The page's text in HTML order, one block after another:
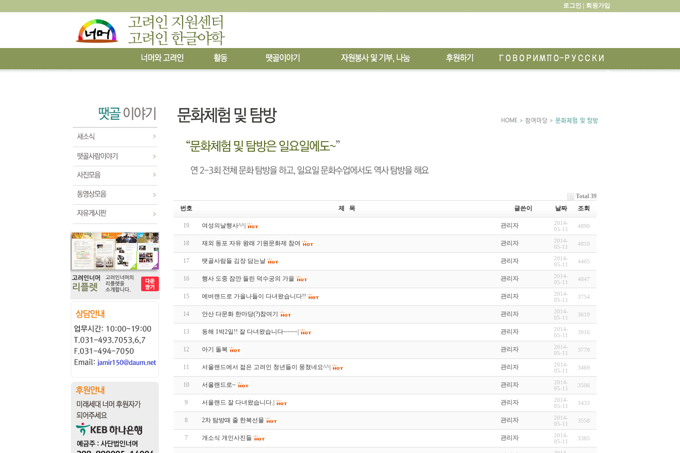
로그인 | 회원가입
Total 39
번호
제 목 글쓴이 날짜 조회
19 여성의날행사^^| 관리자
2014-
05-11
4890
18 재외 동포 자유 왕래 기원문화제 참여 관리자
2014-
05-11
4810
17 땟골사람들 김장 담는날 관리자
2014-
05-11
4405
16 행사 도중 잠깐 들린 덕수궁의 가을 관리자
2014-
05-11
4047
15 에버랜드로 가을나들이 다녀왔습니다!! 관리자
2014-
05-11
3754
14 안산 다문화 한마당(?)참여기 관리자
2014-
05-11
3619
13 동해 1박2일!! 잘 다녀왔습니다~~~~| 관리자
2014-
05-11
3916
12 아기 돌복 관리자
2014-
05-11
3779
11 서울랜드에서 젊은 고려인 청년들이 뭉쳤네요^^| 관리자
2014-
05-11
3469
10 서울랜드로~ 관리자
2014-
05-11
3506
9 서울랜드 잘 다녀왔습니다.| 관리자
2014-
05-11
3433
8 2차 탐방때 줄 한복선물 관리자
2014-
05-11
3558
7 개소식 개인사진들 관리자
2014-
05-11
3385